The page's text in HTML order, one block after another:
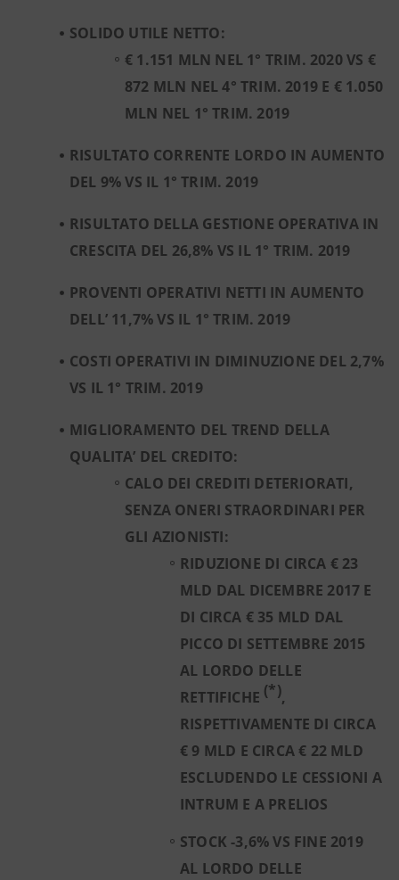
SOLIDO UTILE NETTO:
€ 1.151 MLN NEL 1° TRIM. 2020 VS €
872 MLN NEL 4° TRIM. 2019 E € 1.050
MLN NEL 1° TRIM. 2019
RISULTATO CORRENTE LORDO IN AUMENTO
DEL 9% VS IL 1° TRIM. 2019
RISULTATO DELLA GESTIONE OPERATIVA IN
CRESCITA DEL 26,8% VS IL 1° TRIM. 2019
PROVENTI OPERATIVI NETTI IN AUMENTO
DELL’ 11,7% VS IL 1° TRIM. 2019
COSTI OPERATIVI IN DIMINUZIONE DEL 2,7%
VS IL 1° TRIM. 2019
MIGLIORAMENTO DEL TREND DELLA
QUALITA’ DEL CREDITO:
CALO DEI CREDITI DETERIORATI,
SENZA ONERI STRAORDINARI PER
GLI AZIONISTI:
RIDUZIONE DI CIRCA € 23
MLD DAL DICEMBRE 2017 E
DI CIRCA € 35 MLD DAL
PICCO DI SETTEMBRE 2015
AL LORDO DELLE
RETTIFICHE (*),
RISPETTIVAMENTE DI CIRCA
€ 9 MLD E CIRCA € 22 MLD
ESCLUDENDO LE CESSIONI A
INTRUM E A PRELIOS
STOCK -3,6% VS FINE 2019
AL LORDO DELLE